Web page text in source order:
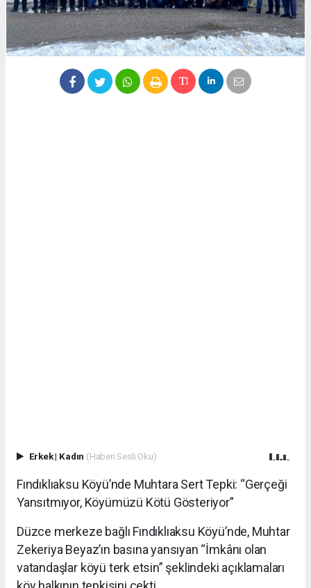
Erkek| Kadın (Haberi Sesli Oku)
Fındıklıaksu Köyü’nde Muhtara Sert Tepki: “Gerçeği
Yansıtmıyor, Köyümüzü Kötü Gösteriyor”
Düzce merkeze bağlı Fındıklıaksu Köyü’nde, Muhtar
Zekeriya Beyaz’ın basına yansıyan “İmkânı olan
vatandaşlar köyü terk etsin” şeklindeki açıklamaları